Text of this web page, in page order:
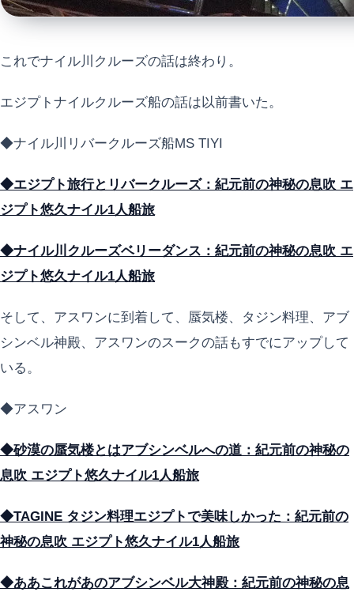
これでナイル川クルーズの話は終わり。
エジプトナイルクルーズ船の話は以前書いた。
◆ナイル川リバークルーズ船MS TIYI
◆エジプト旅行とリバークルーズ：紀元前の神秘の息吹 エ
ジプト悠久ナイル1人船旅
◆ナイル川クルーズベリーダンス：紀元前の神秘の息吹 エ
ジプト悠久ナイル1人船旅
そして、アスワンに到着して、蜃気楼、タジン料理、アブ
シンベル神殿、アスワンのスークの話もすでにアップして
いる。
◆アスワン
◆砂漠の蜃気楼とはアブシンベルへの道：紀元前の神秘の
息吹 エジプト悠久ナイル1人船旅
◆TAGINE タジン料理エジプトで美味しかった：紀元前の
神秘の息吹 エジプト悠久ナイル1人船旅
◆ああこれがあのアブシンベル大神殿：紀元前の神秘の息